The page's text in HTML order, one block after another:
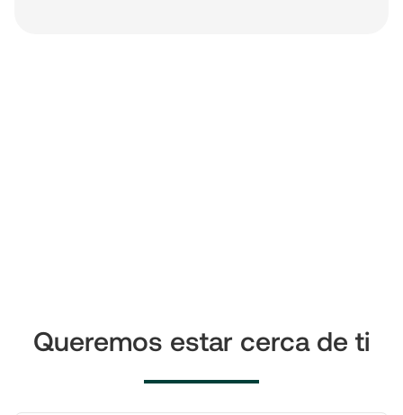
Queremos estar cerca de ti